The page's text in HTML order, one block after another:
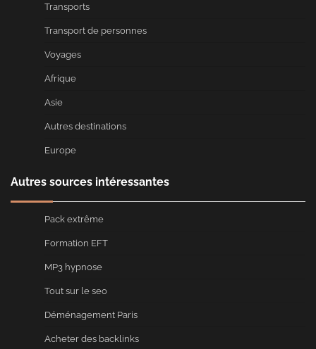
Transports
Transport de personnes
Voyages
Afrique
Asie
Autres destinations
Europe
Autres sources intéressantes
Pack extrême
Formation EFT
MP3 hypnose
Tout sur le seo
Déménagement Paris
Acheter des backlinks